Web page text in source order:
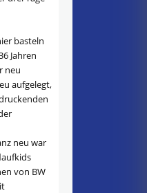
basteln
Jahren
neu
aufgelegt,
neu war
von BW